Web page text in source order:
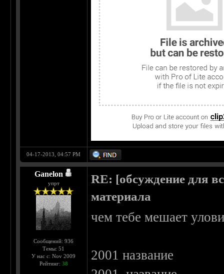
04-17-2013, 04:57 PM
Ganelon
упрт
Сообщений: 936
Темы: 51
У нас с: Nov 2009
Рейтинг: 38
RE: [обсуждение для
материала
чем тебе мешает
2001 название